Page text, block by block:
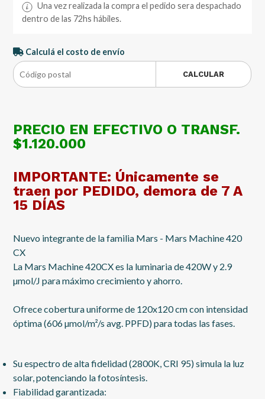
Una vez realizada la compra el pedido sera despachado
dentro de las 72hs hábiles.
Calculá el costo de envío
CALCULAR
PRECIO EN EFECTIVO O TRANSF.
$1.120.000
IMPORTANTE: Únicamente se
traen por PEDIDO, demora de 7 A
15 DÍAS
Nuevo integrante de la familia Mars - Mars Machine 420
CX
La Mars Machine 420CX es la luminaria de 420W y 2.9
µmol/J para máximo crecimiento y ahorro.
Ofrece cobertura uniforme de 120x120 cm con intensidad
óptima (606 µmol/m²/s avg. PPFD) para todas las fases.
Su espectro de alta fidelidad (2800K, CRI 95) simula la luz
solar, potenciando la fotosíntesis.
Fiabilidad garantizada: